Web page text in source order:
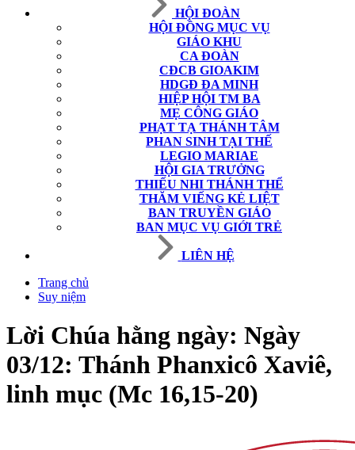
HỘI ĐOÀN
HỘI ĐỒNG MỤC VỤ
GIÁO KHU
CA ĐOÀN
CĐCB GIOAKIM
HDGĐ ĐA MINH
HIỆP HỘI TM BA
MẸ CÔNG GIÁO
PHẠT TẠ THÁNH TÂM
PHAN SINH TẠI THẾ
LEGIO MARIAE
HỘI GIA TRƯỞNG
THIẾU NHI THÁNH THỂ
THĂM VIẾNG KẺ LIỆT
BAN TRUYỀN GIÁO
BAN MỤC VỤ GIỚI TRẺ
LIÊN HỆ
Trang chủ
Suy niệm
Lời Chúa hằng ngày: Ngày
03/12: Thánh Phanxicô Xaviê,
linh mục (Mc 16,15-20)